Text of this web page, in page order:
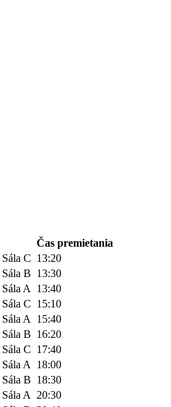
Čas premietania
Sála C 13:20
Sála B 13:30
Sála A 13:40
Sála C 15:10
Sála A 15:40
Sála B 16:20
Sála C 17:40
Sála A 18:00
Sála B 18:30
Sála A 20:30